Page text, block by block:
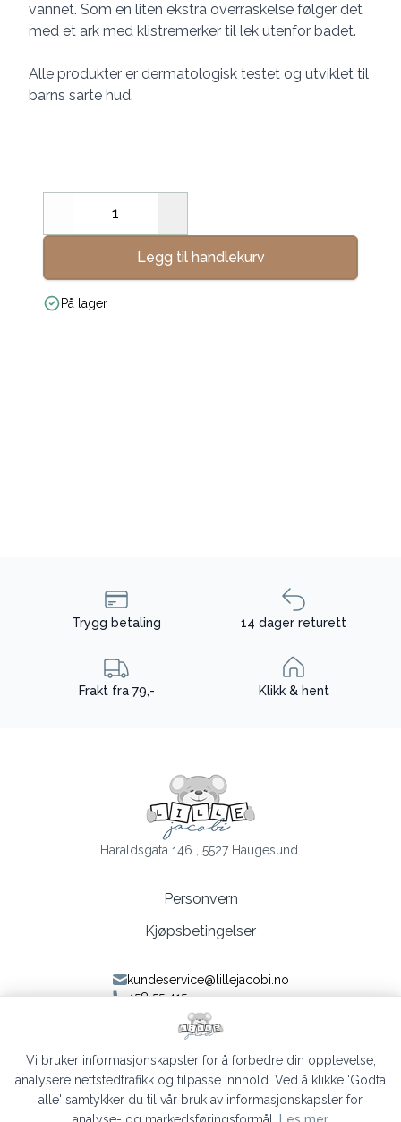
vannet. Som en liten ekstra overraskelse følger det
med et ark med klistremerker til lek utenfor badet.
Alle produkter er dermatologisk testet og utviklet til
barns sarte hud.
Decrease
Legg til handlekurv
På lager
Trygg betaling 14 dager returett
Frakt fra 79,- Klikk & hent
Haraldsgata 146 , 5527 Haugesund.
Personvern
Kjøpsbetingelser
kundeservice@lillejacobi.no
458 55 415
Følg oss på Facebook
Følg oss på Instagram
Vi bruker informasjonskapsler for å forbedre din opplevelse,
analysere nettstedtrafikk og tilpasse innhold. Ved å klikke 'Godta
alle' samtykker du til vår bruk av informasjonskapsler for